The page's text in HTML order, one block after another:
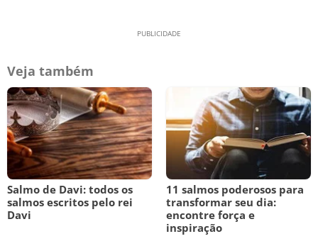
Veja também
Salmo de Davi: todos os
salmos escritos pelo rei
Davi
11 salmos poderosos para
transformar seu dia:
encontre força e
inspiração